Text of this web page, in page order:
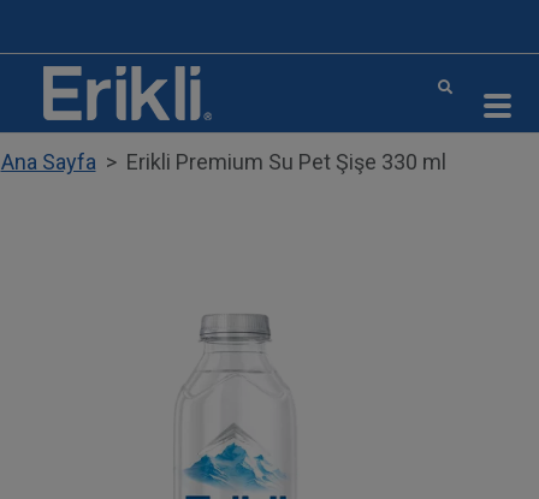
Ana Sayfa Erikli Premium Su Pet Şişe 330 ml